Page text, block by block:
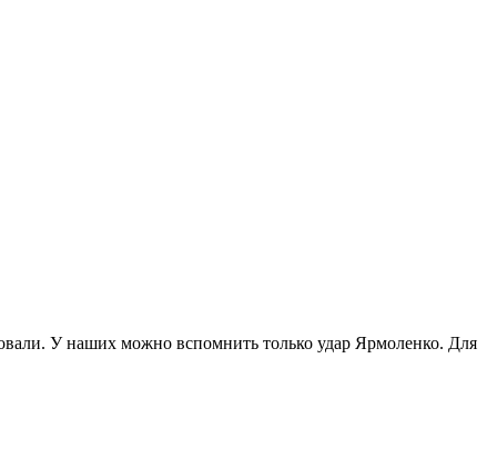
У наших можно вспомнить только удар Ярмоленко. Для